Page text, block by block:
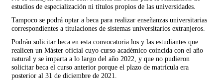
estudios de especialización ni títulos propios de las universidades.
Tampoco se podrá optar a beca para realizar enseñanzas universitarias
correspondientes a titulaciones de sistemas universitarios extranjeros.
Podrán solicitar beca en esta convocatoria los y las estudiantes que
realicen un Máster oficial cuyo curso académico coincida con el año
natural y se imparta a lo largo del año 2022, y que no pudieron
solicitar beca el curso anterior porque el plazo de matrícula era
posterior al 31 de diciembre de 2021.